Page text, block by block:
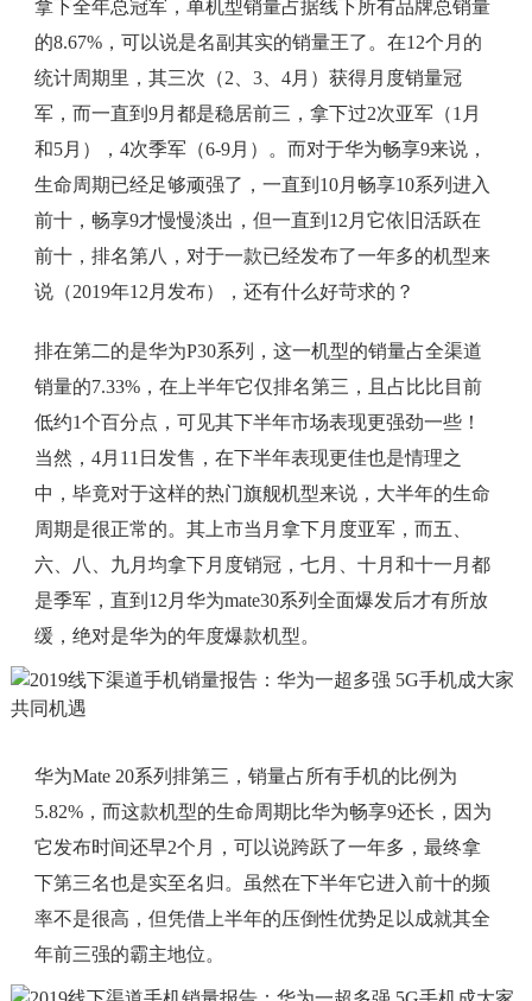
拿下全年总冠军，单机型销量占据线下所有品牌总销量
的8.67%，可以说是名副其实的销量王了。在12个月的
统计周期里，其三次（2、3、4月）获得月度销量冠
军，而一直到9月都是稳居前三，拿下过2次亚军（1月
和5月），4次季军（6-9月）。而对于华为畅享9来说，
生命周期已经足够顽强了，一直到10月畅享10系列进入
前十，畅享9才慢慢淡出，但一直到12月它依旧活跃在
前十，排名第八，对于一款已经发布了一年多的机型来
说（2019年12月发布），还有什么好苛求的？
排在第二的是华为P30系列，这一机型的销量占全渠道
销量的7.33%，在上半年它仅排名第三，且占比比目前
低约1个百分点，可见其下半年市场表现更强劲一些！
当然，4月11日发售，在下半年表现更佳也是情理之
中，毕竟对于这样的热门旗舰机型来说，大半年的生命
周期是很正常的。其上市当月拿下月度亚军，而五、
六、八、九月均拿下月度销冠，七月、十月和十一月都
是季军，直到12月华为mate30系列全面爆发后才有所放
缓，绝对是华为的年度爆款机型。
华为Mate 20系列排第三，销量占所有手机的比例为
5.82%，而这款机型的生命周期比华为畅享9还长，因为
它发布时间还早2个月，可以说跨跃了一年多，最终拿
下第三名也是实至名归。虽然在下半年它进入前十的频
率不是很高，但凭借上半年的压倒性优势足以成就其全
年前三强的霸主地位。